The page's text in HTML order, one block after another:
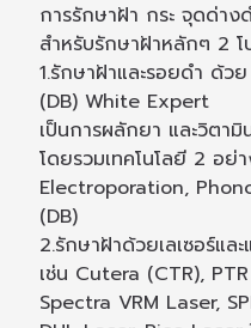
การรักษาฝ้า กระ จุดด่า
สำหรับรักษาฝ้าหลักๆ 2 โ
1.รักษาฝ้าและรอยดำ ด้
(DB) White Expert
เป็นการผลักยา และวิตามิ
โดยรวมเทคโนโลยี 2 อย่
Electroporation,
(DB)
2.รักษาฝ้าด้วยเลเซอร์แล
เช่น Cutera (CTR),
Spectra VRM Laser,